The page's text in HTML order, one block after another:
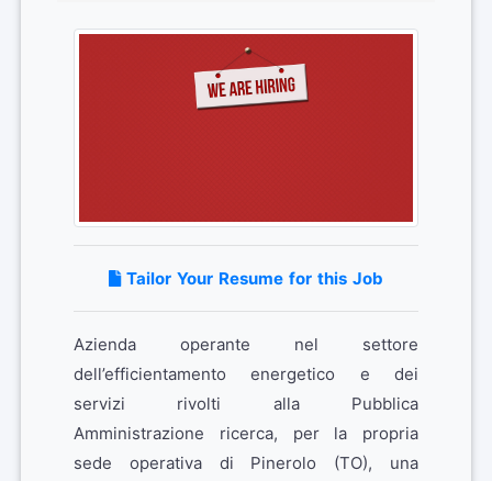
Tailor Your Resume for this Job
Azienda operante nel settore
dell’efficientamento energetico e dei
servizi rivolti alla Pubblica
Amministrazione ricerca, per la propria
sede operativa di Pinerolo (TO), una